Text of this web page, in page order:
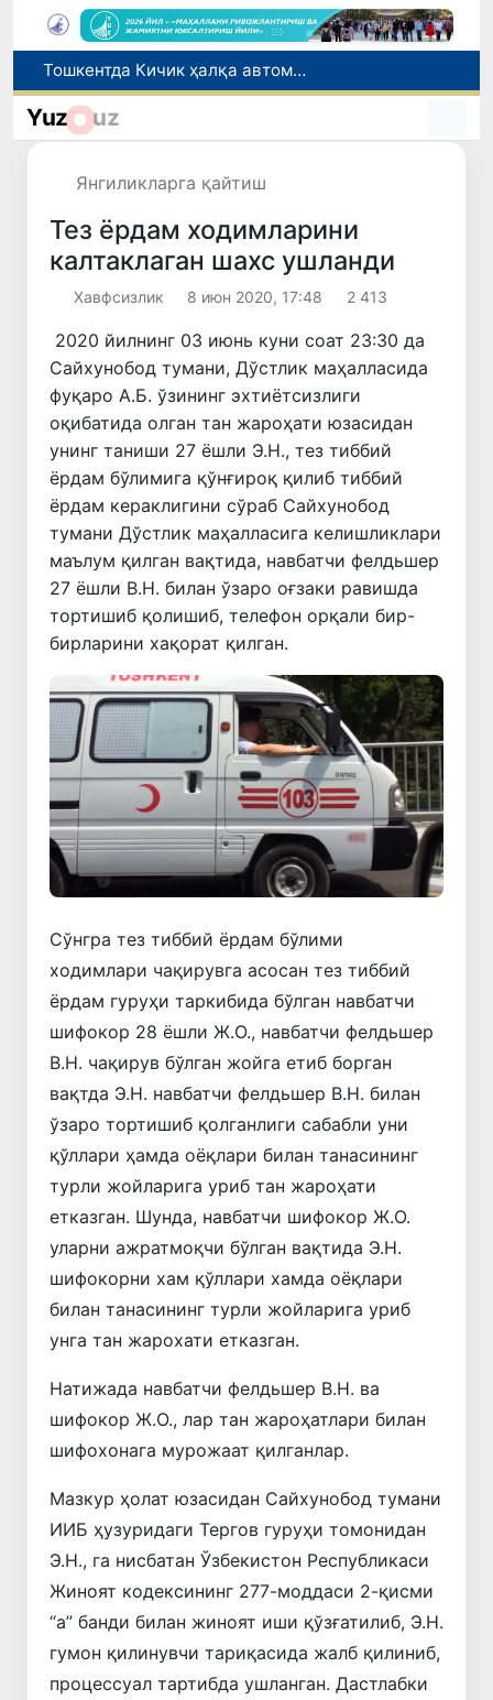
Чорвачилик соҳасида субсидиялар ажратилади
Табиатнинг кутилмаган ҳодисаси: Янги Зеландияга қалин қор ёғди
Yuz uz
Янгиликларга қайтиш
Тез ёрдам ходимларини
калтаклаган шахс ушланди
Хавфсизлик 8 июн 2020, 17:48 2 413
2020 йилнинг 03 июнь куни соат 23:30 да
Сайхунобод тумани, Дўстлик маҳалласида
фуқаро А.Б. ўзининг эхтиётсизлиги
оқибатида олган тан жароҳати юзасидан
унинг таниши 27 ёшли Э.Н., тез тиббий
ёрдам бўлимига қўнғироқ қилиб тиббий
ёрдам кераклигини сўраб Сайхунобод
тумани Дўстлик маҳалласига келишликлари
маълум қилган вақтида, навбатчи фелдьшер
27 ёшли В.Н. билан ўзаро оғзаки равишда
тортишиб қолишиб, телефон орқали бир-
бирларини хақорат қилган.
Сўнгра тез тиббий ёрдам бўлими
ходимлари чақирувга асосан тез тиббий
ёрдам гуруҳи таркибида бўлган навбатчи
шифокор 28 ёшли Ж.О., навбатчи фелдьшер
В.Н. чақирув бўлган жойга етиб борган
вақтда Э.Н. навбатчи фелдьшер В.Н. билан
ўзаро тортишиб қолганлиги сабабли уни
қўллари ҳамда оёқлари билан танасининг
турли жойларига уриб тан жароҳати
етказган. Шунда, навбатчи шифокор Ж.О.
уларни ажратмоқчи бўлган вақтида Э.Н.
шифокорни хам қўллари хамда оёқлари
билан танасининг турли жойларига уриб
унга тан жарохати етказган.
Натижада навбатчи фелдьшер В.Н. ва
шифокор Ж.О., лар тан жароҳатлари билан
шифохонага мурожаат қилганлар.
Мазкур ҳолат юзасидан Сайхунобод тумани
ИИБ ҳузуридаги Тергов гуруҳи томонидан
Э.Н., га нисбатан Ўзбекистон Республикаси
Жиноят кодексининг 277-моддаси 2-қисми
“а” банди билан жиноят иши қўзғатилиб, Э.Н.
гумон қилинувчи тариқасида жалб қилиниб,
процессуал тартибда ушланган. Дастлабки